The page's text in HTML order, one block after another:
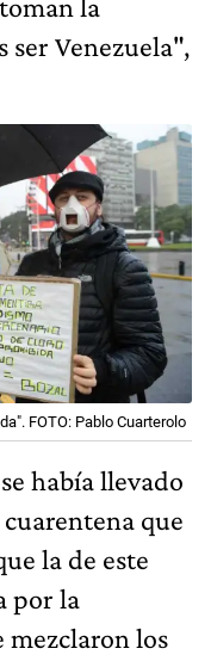
la
ser Venezuela",
FOTO: Pablo Cuarterolo
había llevado
que
la de este
por la
mezclaron los